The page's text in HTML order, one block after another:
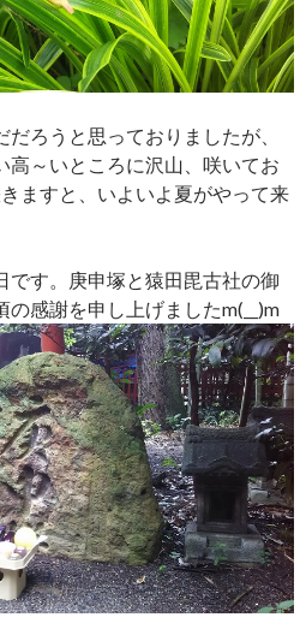
ろうと思っておりましたが、
高～いところに沢山、咲いてお
ますと、いよいよ夏がやって来
です。庚申塚と猿田毘古社の御
感謝を申し上げましたm(__)m